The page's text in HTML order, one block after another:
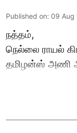
Published on: 09 Aug
நத்தம்,
நெல்லை ராயல்
தமிழன்ஸ் அணி